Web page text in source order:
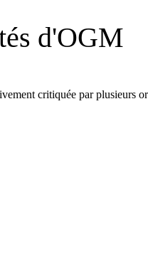
d'OGM
critiquée par plusieurs